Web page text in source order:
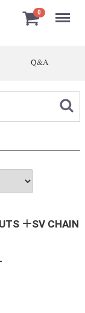
0 Menu
Q&A
＋SV CHAIN